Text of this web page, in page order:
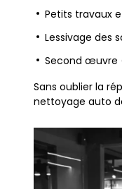
Petits travaux
Lessivage des
Second œuvre
Sans oublier la
nettoyage auto